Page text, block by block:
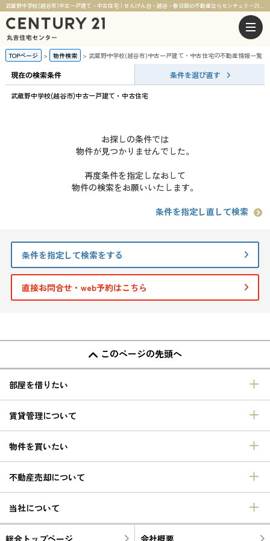
武蔵野中学校(越谷市)中古一戸建て・中古住宅｜せんげん台・越谷・春日部の不動産ならセンチュリー21丸吉住宅センター
TOPページ 物件検索 武蔵野中学校(越谷市)中古一戸建て・中古住宅の不動産情報一覧
現在の検索条件 条件を選び直す
武蔵野中学校(越谷市)中古一戸建て・中古住宅
お探しの条件では
物件が見つかりませんでした。
再度条件を指定しなおして
物件の検索をお願いいたします。
条件を指定し直して検索
条件を指定して検索をする
直接お問合せ・web予約はこちら
このページの先頭へ
部屋を借りたい
賃貸管理について
物件を買いたい
不動産売却について
当社について
総合トップページ 会社概要